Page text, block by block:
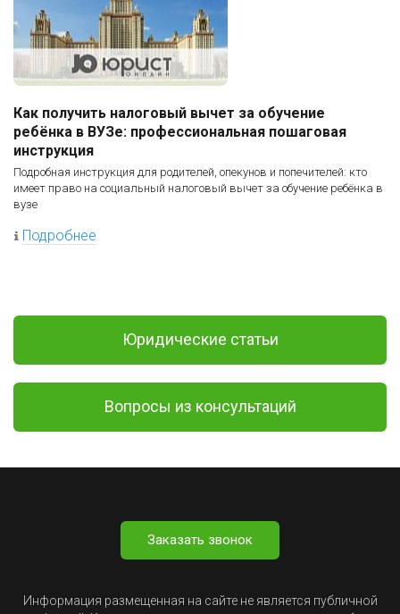
Как получить налоговый вычет за обучение
ребёнка в ВУЗе: профессиональная пошаговая
инструкция
Подробная инструкция для родителей, опекунов и попечителей: кто
имеет право на социальный налоговый вычет за обучение ребёнка в
вузе
Подробнее
Юридические статьи
Вопросы из консультаций
Заказать звонок
Информация размещенная на сайте не является публичной